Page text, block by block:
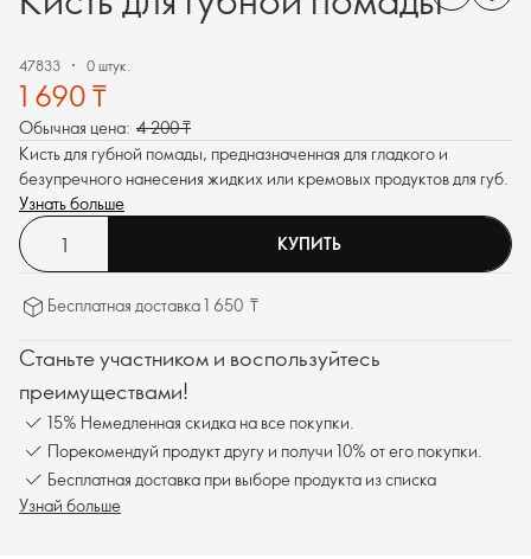
47833 0 штук.
1 690 ₸
Обычная цена: 4 200 ₸
Кисть для губной помады, предназначенная для гладкого и
безупречного нанесения жидких или кремовых продуктов для губ.
Узнать больше
КУПИТЬ
Бесплатная доставка 1 650 ₸
Станьте участником и воспользуйтесь
преимуществами!
15% Немедленная скидка на все покупки.
Порекомендуй продукт другу и получи 10% от его покупки.
Бесплатная доставка при выборе продукта из списка
Узнай больше